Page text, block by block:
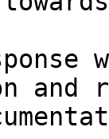
and